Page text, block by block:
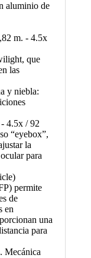
aluminio de
m. - 4.5x
que
las
y niebla:
4.5x / 92
“eyebox”,
la
para
permite
de
en
una
para
Mecánica